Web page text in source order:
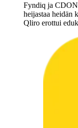
Fyndiq ja
heijastaa heidän
Qliro erottui